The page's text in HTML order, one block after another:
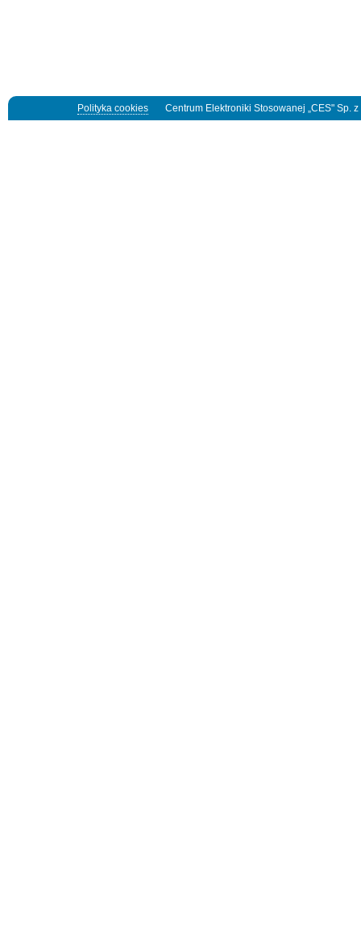
Polityka cookies Centrum Elektroniki Stosowanej „CES" Sp. z